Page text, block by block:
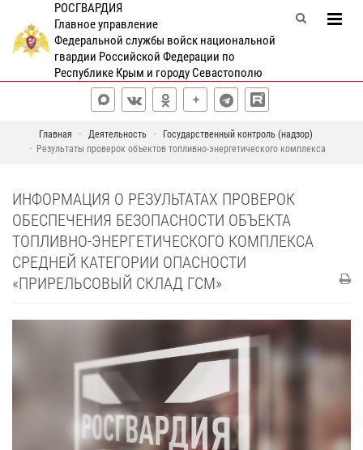
РОСГВАРДИЯ
Главное управление
Федеральной службы войск национальной
гвардии Российской Федерации по
Республике Крым и городу Севастополю
Главная Деятельность
Государственный контроль (надзор)
Результаты проверок объектов топливно-энергетического комплекса
ИНФОРМАЦИЯ О РЕЗУЛЬТАТАХ ПРОВЕРОК
ОБЕСПЕЧЕНИЯ БЕЗОПАСНОСТИ ОБЪЕКТА
ТОПЛИВНО-ЭНЕРГЕТИЧЕСКОГО КОМПЛЕКСА
СРЕДНЕЙ КАТЕГОРИИ ОПАСНОСТИ
«ПРИРЕЛЬСОВЫЙ СКЛАД ГСМ»